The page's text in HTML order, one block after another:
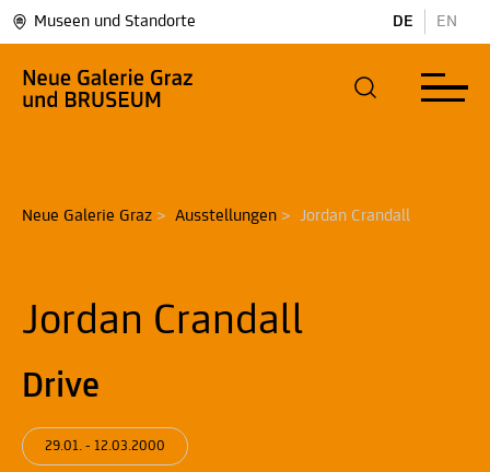
Museen und Standorte DE EN
Neue Galerie Graz > Ausstellungen > Jordan Crandall
Jordan Crandall
Drive
29.01. - 12.03.2000